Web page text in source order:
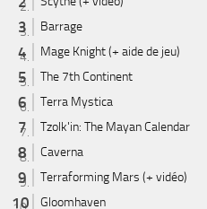
Barrage
Mage Knight (+ aide de jeu)
The 7th Continent
Terra Mystica
Tzolk'in: The Mayan Calendar
Caverna
Terraforming Mars (+ vidéo)
Gloomhaven